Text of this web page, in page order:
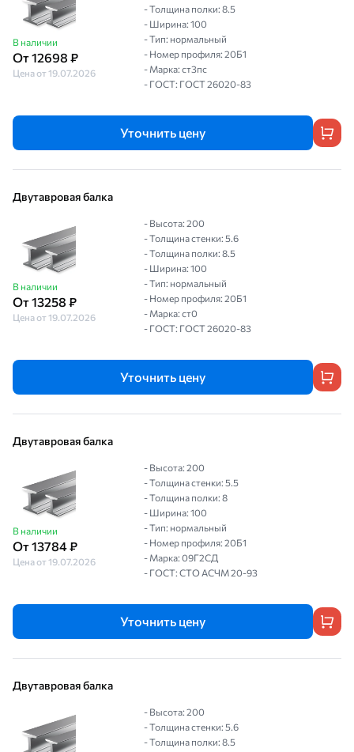
В наличии
От 12698 ₽
Цена от 19.07.2026
- Толщина полки: 8.5
- Ширина: 100
- Тип: нормальный
- Номер профиля: 20Б1
- Марка: ст3пс
- ГОСТ: ГОСТ 26020-83
Уточнить цену
Двутавровая балка
В наличии
От 13258 ₽
Цена от 19.07.2026
- Высота: 200
- Толщина стенки: 5.6
- Толщина полки: 8.5
- Ширина: 100
- Тип: нормальный
- Номер профиля: 20Б1
- Марка: ст0
- ГОСТ: ГОСТ 26020-83
Уточнить цену
Двутавровая балка
В наличии
От 13784 ₽
Цена от 19.07.2026
- Высота: 200
- Толщина стенки: 5.5
- Толщина полки: 8
- Ширина: 100
- Тип: нормальный
- Номер профиля: 20Б1
- Марка: 09Г2СД
- ГОСТ: СТО АСЧМ 20-93
Уточнить цену
Двутавровая балка
- Высота: 200
- Толщина стенки: 5.6
- Толщина полки: 8.5